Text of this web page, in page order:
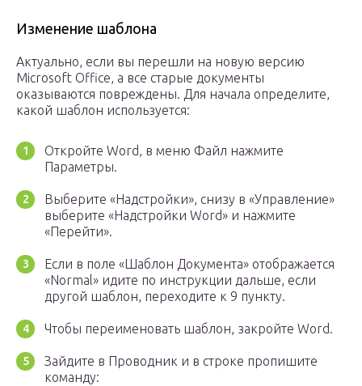
Изменение шаблона
Актуально, если вы перешли на новую версию
Microsoft Office, а все старые документы
оказываются повреждены. Для начала определите,
какой шаблон используется:
Откройте Word, в меню Файл нажмите
Параметры.
Выберите «Надстройки», снизу в «Управление»
выберите «Надстройки Word» и нажмите
«Перейти».
Если в поле «Шаблон Документа» отображается
«Normal» идите по инструкции дальше, если
другой шаблон, переходите к 9 пункту.
Чтобы переименовать шаблон, закройте Word.
Зайдите в Проводник и в строке пропишите
команду: